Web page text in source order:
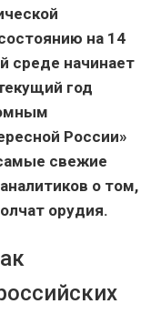
на 14
среде начинает
год
России»
свежие
о том,
орудия.